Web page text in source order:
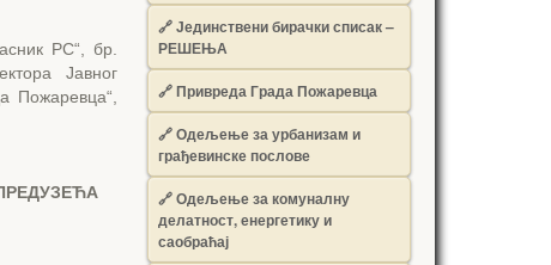
РС“, бр.
Јавног
Пожаревца“,
🔗Јединствени бирачки списак –
РЕШЕЊА
🔗Привреда Града Пожаревца
🔗Одељење за урбанизам и
грађевинске послове
🔗Одељење за комуналну
делатност, енергетику и
саобраћај